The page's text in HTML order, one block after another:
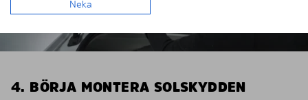
4. BÖRJA MONTERA SOLSKYDDEN
Neka